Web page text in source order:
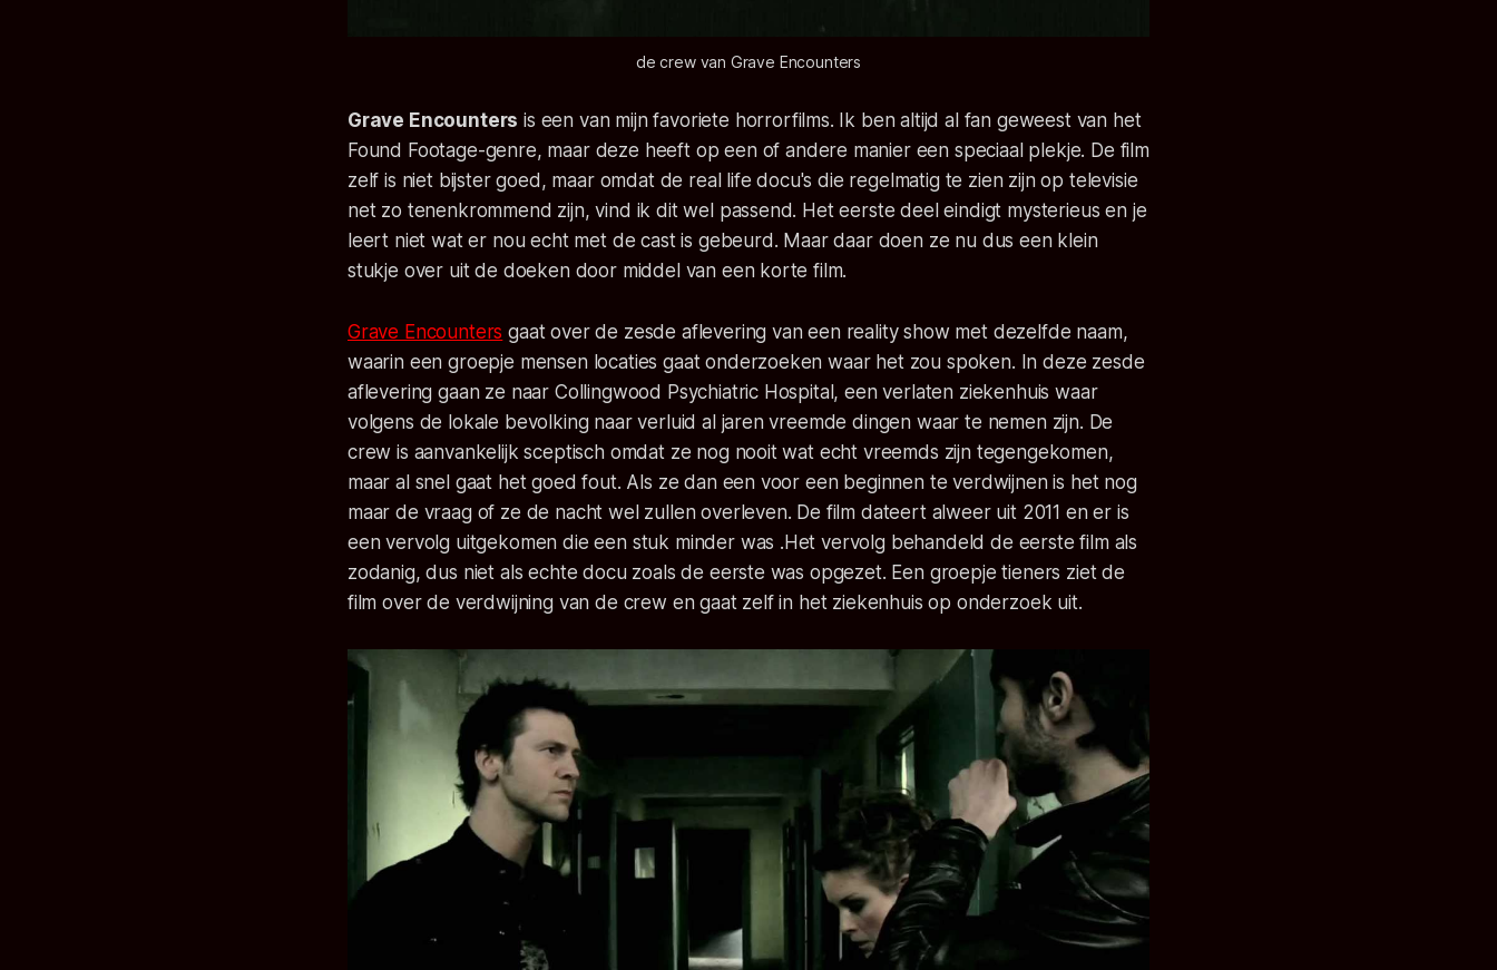
de crew van Grave Encounters
Grave Encounters is een van mijn favoriete horrorfilms. Ik ben altijd al fan geweest van het
Found Footage-genre, maar deze heeft op een of andere manier een speciaal plekje. De film
zelf is niet bijster goed, maar omdat de real life docu's die regelmatig te zien zijn op televisie
net zo tenenkrommend zijn, vind ik dit wel passend. Het eerste deel eindigt mysterieus en je
leert niet wat er nou echt met de cast is gebeurd. Maar daar doen ze nu dus een klein
stukje over uit de doeken door middel van een korte film.
Grave Encounters gaat over de zesde aflevering van een reality show met dezelfde naam,
waarin een groepje mensen locaties gaat onderzoeken waar het zou spoken. In deze zesde
aflevering gaan ze naar Collingwood Psychiatric Hospital, een verlaten ziekenhuis waar
volgens de lokale bevolking naar verluid al jaren vreemde dingen waar te nemen zijn. De
crew is aanvankelijk sceptisch omdat ze nog nooit wat echt vreemds zijn tegengekomen,
maar al snel gaat het goed fout. Als ze dan een voor een beginnen te verdwijnen is het nog
maar de vraag of ze de nacht wel zullen overleven. De film dateert alweer uit 2011 en er is
een vervolg uitgekomen die een stuk minder was .Het vervolg behandeld de eerste film als
zodanig, dus niet als echte docu zoals de eerste was opgezet. Een groepje tieners ziet de
film over de verdwijning van de crew en gaat zelf in het ziekenhuis op onderzoek uit.